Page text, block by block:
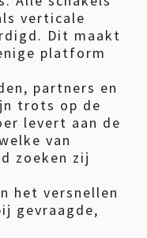
verticale
Dit maakt
platform
partners en
trots op de
levert aan de
van
zoeken zij
het versnellen
gevraagde,